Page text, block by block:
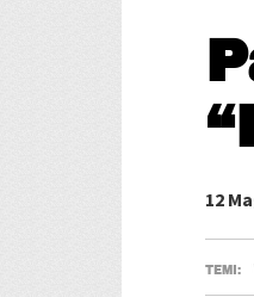
12
TEMI: